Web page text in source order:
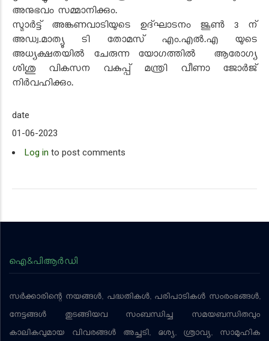
അനുഭവം സമ്മാനിക്കും.
സ്മാര്‍ട്ട് അങ്കണവാടിയുടെ ഉദ്ഘാടനം ജൂണ്‍ 3 ന്
അഡ്വ.മാത്യൂ ടി തോമസ് എം.എല്‍.എ യുടെ
അധ്യക്ഷതയില്‍ ചേരുന്ന യോഗത്തില്‍ ആരോഗ്യ
ശിശു വികസന വകുപ്പ് മന്ത്രി വീണാ ജോര്‍ജ്
നിര്‍വഹിക്കും.
date
01-06-2023
Log in to post comments
ഐ&പിആര്‍ഡി
സര്‍ക്കാരിന്റെ നയങ്ങള്‍, പദ്ധതികള്‍, പരിപാടികള്‍ സംരംഭങ്ങള്‍,
നേട്ടങ്ങള്‍ തുടങ്ങിയവ സംബന്ധിച്ച സമയബന്ധിതവും
കാലികവുമായ വിവരങ്ങള്‍ അച്ചടി, ദൃശ്യ, ശ്രാവ്യ, സാമൂഹിക